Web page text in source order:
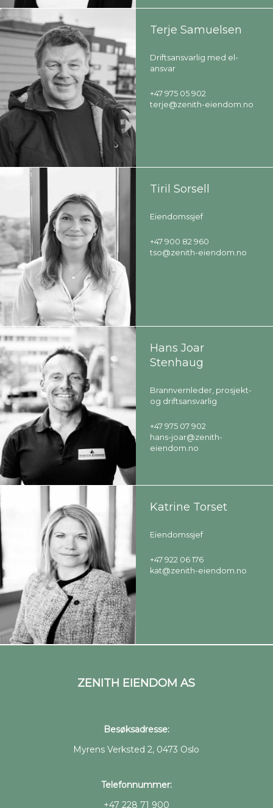
Terje Samuelsen
Driftsansvarlig med el-
ansvar
+47 975 05 902
terje@zenith-eiendom.no
Tiril Sorsell
Eiendomssjef
+47 900 82 960
tso@zenith-eiendom.no
Hans Joar
Stenhaug
Brannvernleder, prosjekt-
og driftsansvarlig
+47 975 07 902
hans-joar@zenith-
eiendom.no
Katrine Torset
Eiendomssjef
+47 922 06 176
kat@zenith-eiendom.no
ZENITH EIENDOM AS
Besøksadresse:
Myrens Verksted 2, 0473 Oslo
Telefonnummer:
+47 228 71 900